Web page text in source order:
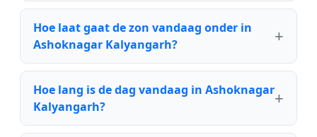
Hoe laat gaat de zon vandaag onder in
Ashoknagar Kalyangarh?
Hoe lang is de dag vandaag in Ashoknagar
Kalyangarh?